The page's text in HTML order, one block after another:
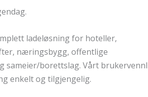
ladeløsning for hoteller,
næringsbygg, offentlige
sameier/borettslag. Vårt
enkelt og tilgjengelig.